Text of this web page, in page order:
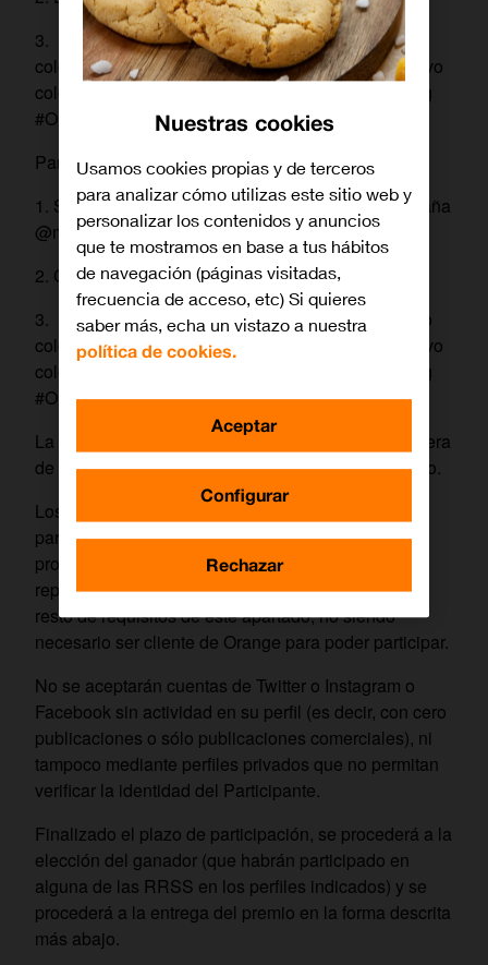
3. Cuéntanos si conoces el Motorola Edge 40 neo
color del año pantone 2024 ¿Sabrías definir el nuevo
color en tres palabras? Cuéntanoslo con el hashtag
#OrangeyMotorolaPantone
Participación en Facebook
1. Sigue a orange @OrangeESP y a Motorola España
@motorolaESP
2. Comparte
3. Cuéntanos si conoces el Motorola Edge 40 neo
color del año pantone 2024 ¿Sabrías definir el nuevo
color en tres palabras? Cuéntanoslo con el hashtag
#OrangeyMotorolaPantone
La participación más divertida y original en cualquiera
de las RRSS indicadas será la ganadora del premio.
Los Participantes podrán acumular cuantas
participaciones deseen durante la vigencia de la
promoción, y siempre que sean respuestas no
repetidas y que haya cumplido previamente con el
resto de requisitos de este apartado, no siendo
necesario ser cliente de Orange para poder participar.
No se aceptarán cuentas de Twitter o Instagram o
Facebook sin actividad en su perfil (es decir, con cero
publicaciones o sólo publicaciones comerciales), ni
tampoco mediante perfiles privados que no permitan
verificar la identidad del Participante.
Finalizado el plazo de participación, se procederá a la
elección del ganador (que habrán participado en
alguna de las RRSS en los perfiles indicados) y se
procederá a la entrega del premio en la forma descrita
más abajo.
Nuestras cookies
Usamos cookies propias y de terceros
para analizar cómo utilizas este sitio web y
personalizar los contenidos y anuncios
que te mostramos en base a tus hábitos
de navegación (páginas visitadas,
frecuencia de acceso, etc) Si quieres
saber más, echa un vistazo a nuestra
política de cookies.
Configurar
Rechazar
Aceptar